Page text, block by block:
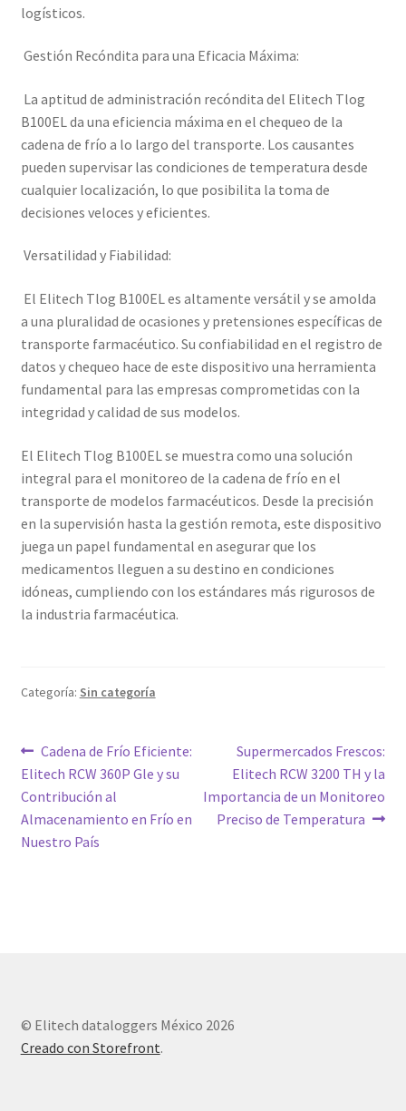
logísticos.
Gestión Recóndita para una Eficacia Máxima:
La aptitud de administración recóndita del Elitech Tlog
B100EL da una eficiencia máxima en el chequeo de la
cadena de frío a lo largo del transporte. Los causantes
pueden supervisar las condiciones de temperatura desde
cualquier localización, lo que posibilita la toma de
decisiones veloces y eficientes.
Versatilidad y Fiabilidad:
El Elitech Tlog B100EL es altamente versátil y se amolda
a una pluralidad de ocasiones y pretensiones específicas de
transporte farmacéutico. Su confiabilidad en el registro de
datos y chequeo hace de este dispositivo una herramienta
fundamental para las empresas comprometidas con la
integridad y calidad de sus modelos.
El Elitech Tlog B100EL se muestra como una solución
integral para el monitoreo de la cadena de frío en el
transporte de modelos farmacéuticos. Desde la precisión
en la supervisión hasta la gestión remota, este dispositivo
juega un papel fundamental en asegurar que los
medicamentos lleguen a su destino en condiciones
idóneas, cumpliendo con los estándares más rigurosos de
la industria farmacéutica.
Categoría: Sin categoría
Navegación
de
entradas
Entrada
anterior:
Cadena de Frío Eficiente:
Elitech RCW 360P Gle y su
Contribución al
Almacenamiento en Frío en
Nuestro País
Siguiente
entrada:
Supermercados Frescos:
Elitech RCW 3200 TH y la
Importancia de un Monitoreo
Preciso de Temperatura
© Elitech dataloggers México 2026
Creado con Storefront.